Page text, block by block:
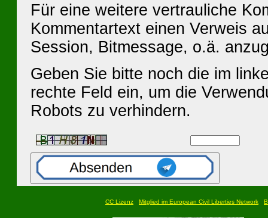
Für eine weitere vertrauliche
Kommentartext einen Verweis
Session, Bitmessage, o.ä.
Geben Sie bitte noch die im
rechte Feld ein, um die
Robots zu verhindern.
CC Lizenz Mitglied im European Civil Liberties Network